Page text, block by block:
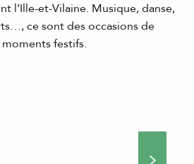
l’Ille-et-Vilaine. Musique, danse,
ce sont des occasions de
festifs.
manifestations culturelles et
de venir séjourner en Ille-
DÉCOUVRIR